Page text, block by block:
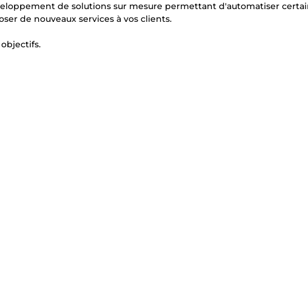
de solutions sur mesure permettant d'automatiser
de nouveaux services à vos clients.